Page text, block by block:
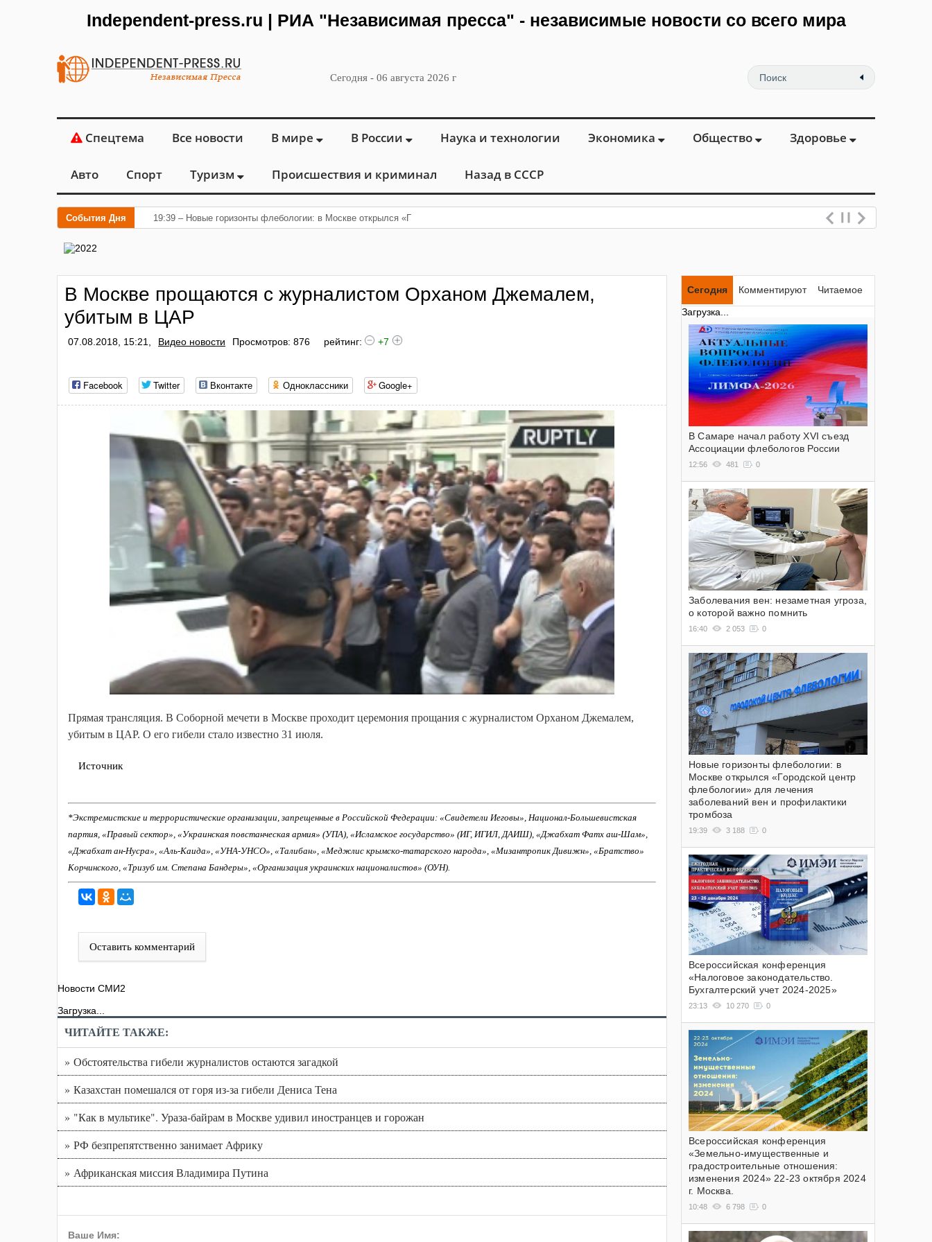
Independent-press.ru | РИА "Независимая пресса" - независимые новости со всего мира
Сегодня - 06 августа 2026 г
Спецтема Все новости В мире В России Наука и технологии Экономика Общество Здоровье
Авто Спорт Туризм Происшествия и криминал Назад в СССР
События Дня 19:39 – Новые горизонты флебологии: в Москве открылся «Городской центр флебологии» д
В Москве прощаются с журналистом Орханом Джемалем,
убитым в ЦАР
07.08.2018, 15:21, Видео новости Просмотров: 876 рейтинг: +7
Facebook Twitter Вконтакте Одноклассники Google+
Прямая трансляция. В Соборной мечети в Москве проходит церемония прощания с журналистом Орханом Джемалем,
убитым в ЦАР. О его гибели стало известно 31 июля.
Источник
*Экстремистские и террористические организации, запрещенные в Российской Федерации: «Свидетели Иеговы», Национал-Большевистская
партия, «Правый сектор», «Украинская повстанческая армия» (УПА), «Исламское государство» (ИГ, ИГИЛ, ДАИШ), «Джабхат Фатх аш-Шам»,
«Джабхат ан-Нусра», «Аль-Каида», «УНА-УНСО», «Талибан», «Меджлис крымско-татарского народа», «Мизантропик Дивижн», «Братство»
Корчинского, «Тризуб им. Степана Бандеры», «Организация украинских националистов» (ОУН).
Оставить комментарий
Новости СМИ2
Загрузка...
ЧИТАЙТЕ ТАКЖЕ:
» Обстоятельства гибели журналистов остаются загадкой
» Казахстан помешался от горя из-за гибели Дениса Тена
» "Как в мультике". Ураза-байрам в Москве удивил иностранцев и горожан
» РФ безпрепятственно занимает Африку
» Африканская миссия Владимира Путина
Ваше Имя:
Сегодня Комментируют
Читаемое
Загрузка...
В Самаре начал работу XVI съезд
Ассоциации флебологов России
12:56 481 0
Заболевания вен: незаметная угроза,
о которой важно помнить
16:40 2 053 0
Новые горизонты флебологии: в
Москве открылся «Городской центр
флебологии» для лечения
заболеваний вен и профилактики
тромбоза
19:39 3 188 0
Всероссийская конференция
«Налоговое законодательство.
Бухгалтерский учет 2024-2025»
23:13 10 270 0
Всероссийская конференция
«Земельно-имущественные и
градостроительные отношения:
изменения 2024» 22-23 октября 2024
г. Москва.
10:48 6 798 0